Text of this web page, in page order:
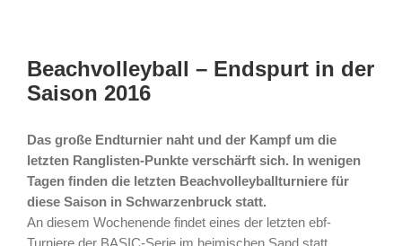
grösseres
Bild
Beachvolleyball – Endspurt in der
Saison 2016
Das große Endturnier naht und der Kampf um die
letzten Ranglisten-Punkte verschärft sich. In wenigen
Tagen finden die letzten Beachvolleyballturniere für
diese Saison in Schwarzenbruck statt.
An diesem Wochenende findet eines der letzten ebf-
Turniere der BASIC-Serie im heimischen Sand statt.